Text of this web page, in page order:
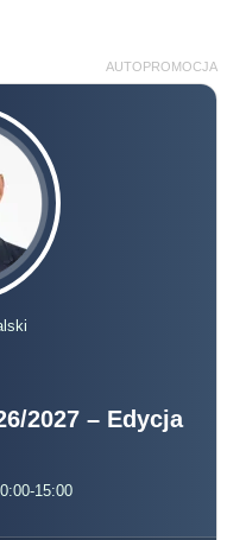
AUTOPROMOCJA
2027 – Edycja
15:00